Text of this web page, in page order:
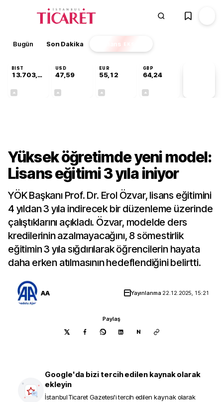
Bugün Son Dakika Finans EKSTRA
BIST
13.703,13
USD
47,59
EUR
55,12
GBP
64,24
Yüksek öğretimde yeni model:
Lisans eğitimi 3 yıla iniyor
YÖK Başkanı Prof. Dr. Erol Özvar, lisans eğitimini
4 yıldan 3 yıla indirecek bir düzenleme üzerinde
çalıştıklarını açıkladı. Özvar, modelde ders
kredilerinin azalmayacağını, 8 sömestirlik
eğitimin 3 yıla sığdırılarak öğrencilerin hayata
daha erken atılmasının hedeflendiğini belirtti.
AA Yayınlanma 22.12.2025, 15:21
Paylaş
N
Google'da bizi tercih edilen kaynak olarak
ekleyin
İstanbul Ticaret Gazetesi'i tercih edilen kaynak olarak